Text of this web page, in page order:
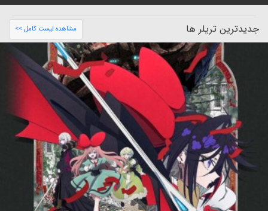
جدیدترین تریلر ها مشاهده لیست کامل >>